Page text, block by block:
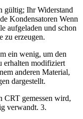
gültig; Ihr Widerstand
Kondensatoren Wenn
aufgeladen und schon
zu erzeugen.
ein wenig, um den
erhalten modifiziert
anderen Material,
dargestellt.
CRT gemessen wird,
verwandt. 3.